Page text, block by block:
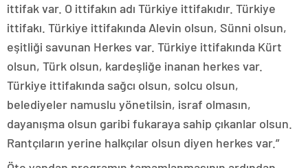
ittifak var. O ittifakın adı Türkiye ittifakıdır. Türkiye
ittifakı. Türkiye ittifakında Alevin olsun, Sünni olsun,
eşitliği savunan Herkes var. Türkiye ittifakında Kürt
olsun, Türk olsun, kardeşliğe inanan herkes var.
Türkiye ittifakında sağcı olsun, solcu olsun,
belediyeler namuslu yönetilsin, israf olmasın,
dayanışma olsun garibi fukaraya sahip çıkanlar olsun.
Rantçıların yerine halkçılar olsun diyen herkes var.”